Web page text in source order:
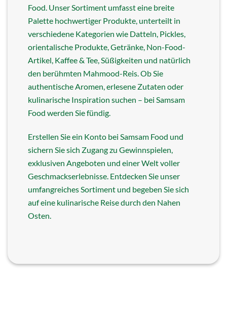
Food. Unser Sortiment umfasst eine breite
Palette hochwertiger Produkte, unterteilt in
verschiedene Kategorien wie Datteln, Pickles,
orientalische Produkte, Getränke, Non-Food-
Artikel, Kaffee & Tee, Süßigkeiten und natürlich
den berühmten Mahmood-Reis. Ob Sie
authentische Aromen, erlesene Zutaten oder
kulinarische Inspiration suchen – bei Samsam
Food werden Sie fündig.
Erstellen Sie ein Konto bei Samsam Food und
sichern Sie sich Zugang zu Gewinnspielen,
exklusiven Angeboten und einer Welt voller
Geschmackserlebnisse. Entdecken Sie unser
umfangreiches Sortiment und begeben Sie sich
auf eine kulinarische Reise durch den Nahen
Osten.